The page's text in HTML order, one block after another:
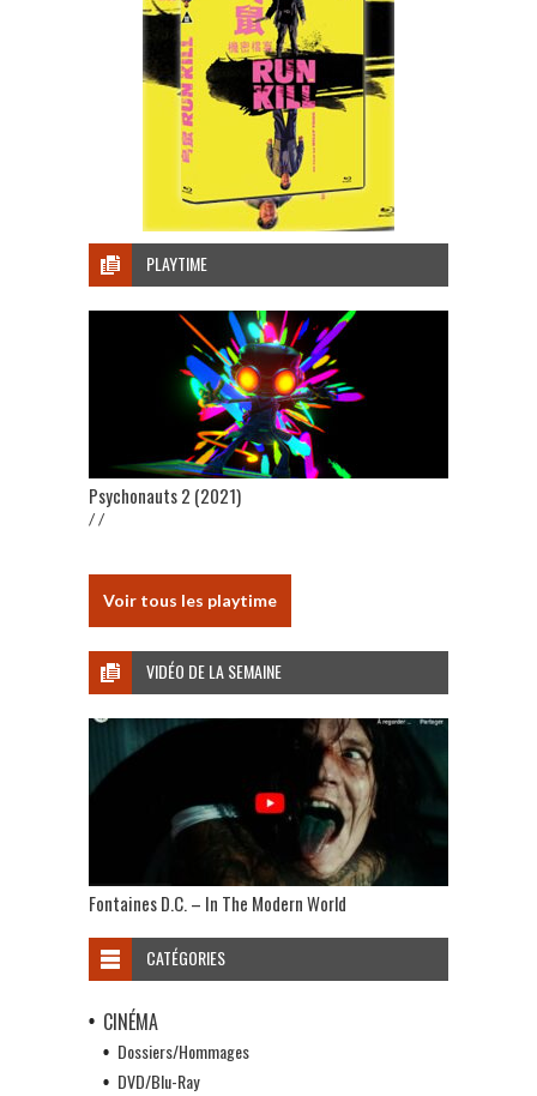
PLAYTIME
Psychonauts 2 (2021)
/ /
Voir tous les playtime
VIDÉO DE LA SEMAINE
Fontaines D.C. – In The Modern World
CATÉGORIES
CINÉMA
Dossiers/Hommages
DVD/Blu-Ray